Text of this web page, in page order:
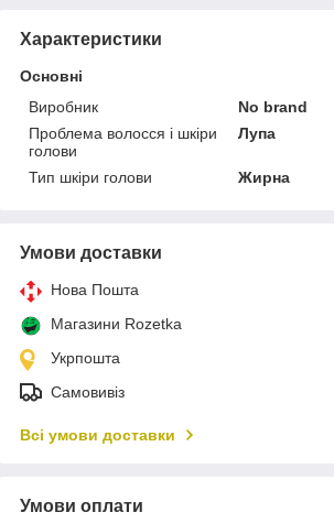
Характеристики
Основні
Виробник
No brand
Проблема волосся і шкіри
голови
Лупа
Тип шкіри голови Жирна
Умови доставки
Нова Пошта
Магазини Rozetka
Укрпошта
Самовивіз
Всі умови доставки
Умови оплати